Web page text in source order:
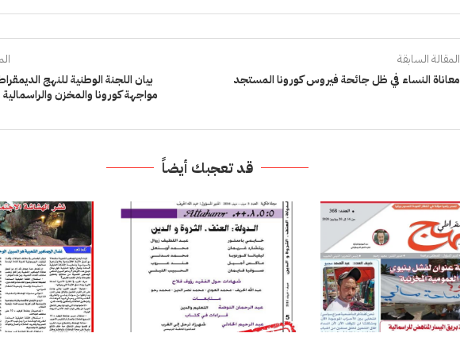
المقالة السابقة
معاناة النساء في ظل جائحة فيروس كورونا المستجد
بيان اللجنة الوطنية للنهج
مواجهة كورونا والمخزن
قد تعجبك أيضاً